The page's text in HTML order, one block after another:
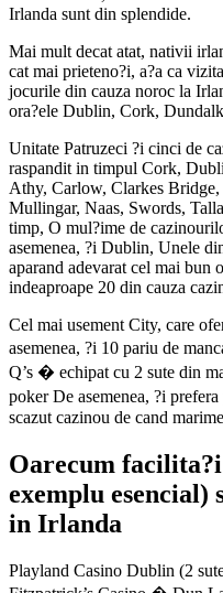
Irlanda sunt din splendide.
Mai mult decat atat, nativii
cat mai prieteno?i, a?a ca
jocurile din cauza noroc la
ora?ele Dublin, Cork,
Unitate Patruzeci ?i cinci de
raspandit in timpul Cork,
Athy, Carlow, Clarkes
Mullingar, Naas, Swords,
timp, O mul?ime de
asemenea, ?i Dublin, Unele
aparand adevarat cel mai bun
indeaproape 20 din cauza
Cel mai usement City, care
asemenea, ?i 10 pariu de
Q’s � echipat cu 2 sute din
poker De asemenea, ?i
scazut cazinou de cand
Oarecum
exemplu esencial)
in Irlanda
Playland Casino Dublin (2